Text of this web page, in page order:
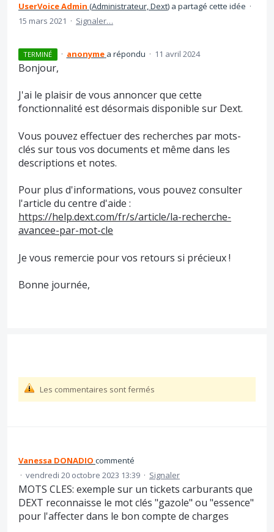
UserVoice Admin (Administrateur, Dext) a partagé cette idée ·
15 mars 2021 · Signaler…
TERMINÉ · anonyme a répondu · 11 avril 2024
Bonjour,
J'ai le plaisir de vous annoncer que cette
fonctionnalité est désormais disponible sur Dext.
Vous pouvez effectuer des recherches par mots-
clés sur tous vos documents et même dans les
descriptions et notes.
Pour plus d'informations, vous pouvez consulter
l'article du centre d'aide :
https://help.dext.com/fr/s/article/la-recherche-
avancee-par-mot-cle
Je vous remercie pour vos retours si précieux !
Bonne journée,
Les commentaires sont fermés
Vanessa DONADIO commenté
· vendredi 20 octobre 2023 13:39 · Signaler
MOTS CLES: exemple sur un tickets carburants que
DEXT reconnaisse le mot clés "gazole" ou "essence"
pour l'affecter dans le bon compte de charges